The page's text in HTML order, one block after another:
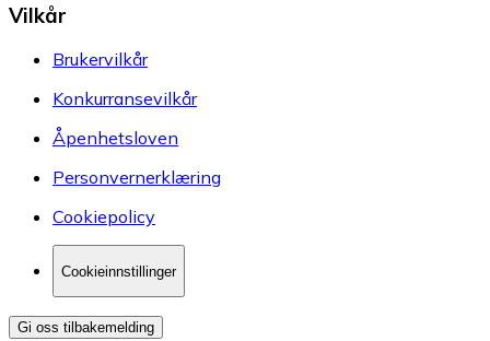
Vilkår
Brukervilkår
Konkurransevilkår
Åpenhetsloven
Personvernerklæring
Cookiepolicy
Cookieinnstillinger
Gi oss tilbakemelding